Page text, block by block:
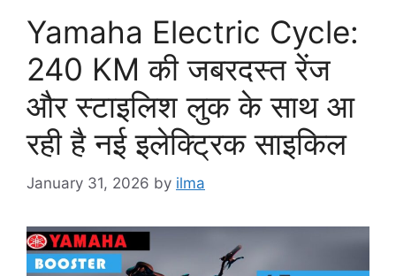
Yamaha Electric Cycle:
240 KM की जबरदस्त रेंज
और स्टाइलिश लुक के साथ आ
रही है नई इलेक्ट्रिक साइकिल
January 31, 2026 by ilma